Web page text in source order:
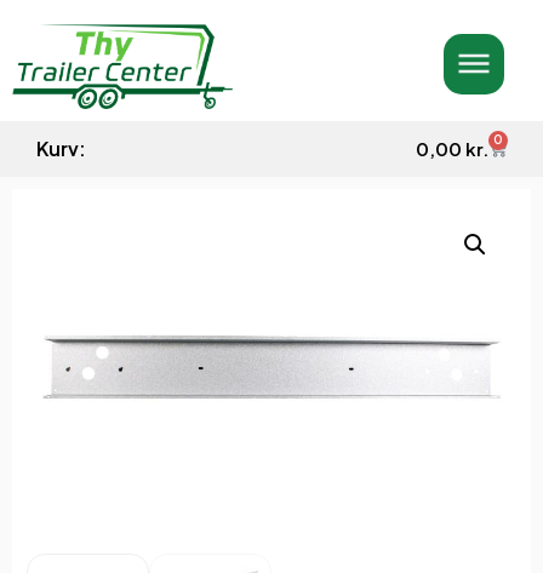
Kurv: 0,00 kr. 0